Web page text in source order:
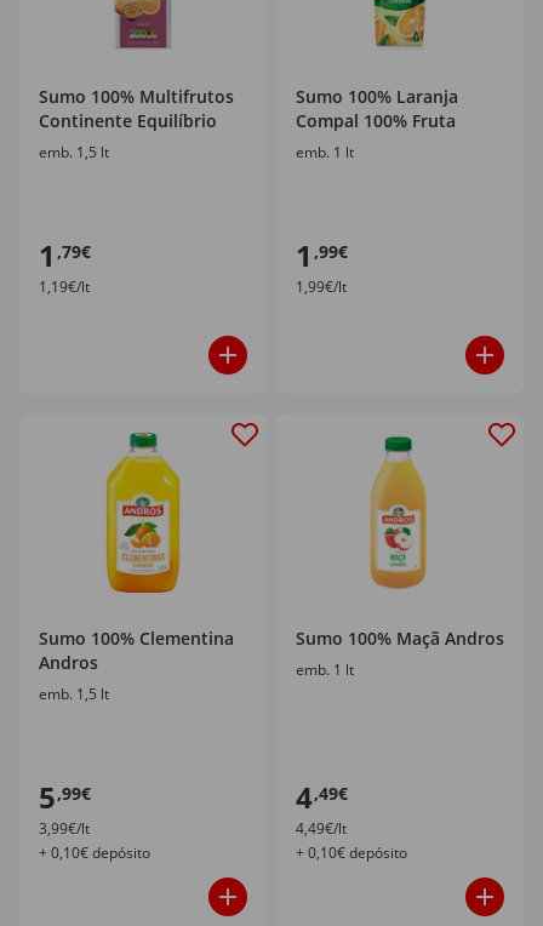
Sumo 100% Multifrutos
Continente Equilíbrio
emb. 1,5 lt
1 ,79€
1,19€/lt
Sumo 100% Laranja
Compal 100% Fruta
emb. 1 lt
1 ,99€
1,99€/lt
Sumo 100% Clementina
Andros
emb. 1,5 lt
5,99€
3,99€/lt
+ 0,10€ depósito
Sumo 100% Maçã Andros
emb. 1 lt
4,49€
4,49€/lt
+ 0,10€ depósito